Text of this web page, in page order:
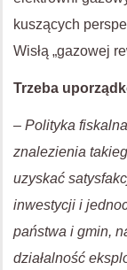
kuszących
Wisłą „gazowej
Trzeba
– Polityka
znalezienia
uzyskać
inwestycji i
państwa i gmin,
działalność